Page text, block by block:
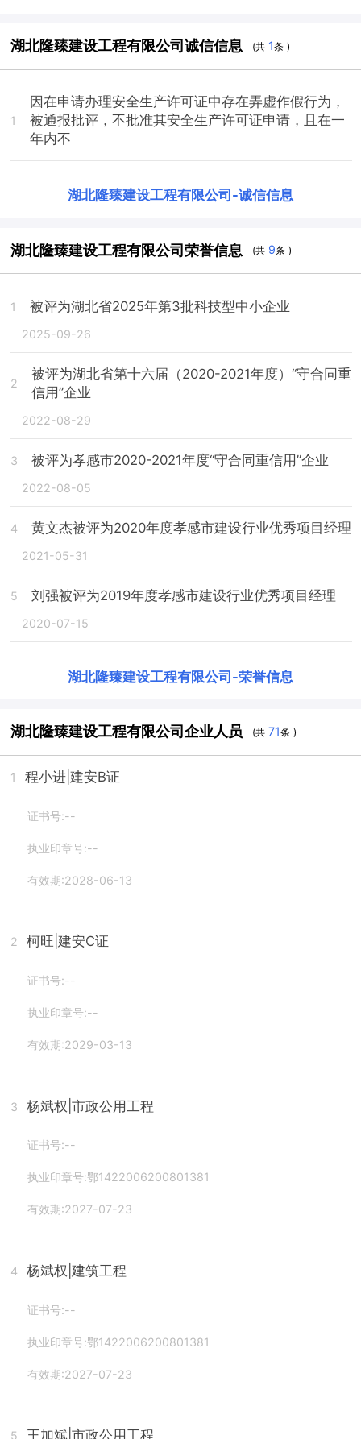
湖北隆臻建设工程有限公司诚信信息 (共 1条 )
1
因在申请办理安全生产许可证中存在弄虚作假行为，
被通报批评，不批准其安全生产许可证申请，且在一
年内不
湖北隆臻建设工程有限公司 -诚信信息
湖北隆臻建设工程有限公司荣誉信息 (共 9条 )
1 被评为湖北省2025年第3批科技型中小企业
2025-09-26
2
被评为湖北省第十六届（2020-2021年度）“守合同重
信用”企业
2022-08-29
3 被评为孝感市2020-2021年度“守合同重信用”企业
2022-08-05
4 黄文杰被评为2020年度孝感市建设行业优秀项目经理
2021-05-31
5 刘强被评为2019年度孝感市建设行业优秀项目经理
2020-07-15
湖北隆臻建设工程有限公司 -荣誉信息
湖北隆臻建设工程有限公司企业人员 (共71条 )
1 程小进 |建安B证
证书号:--
执业印章号:--
有效期:2028-06-13
2 柯旺 |建安C证
证书号:--
执业印章号:--
有效期:2029-03-13
3 杨斌权 |市政公用工程
证书号:--
执业印章号:鄂1422006200801381
有效期:2027-07-23
4 杨斌权 |建筑工程
证书号:--
执业印章号:鄂1422006200801381
有效期:2027-07-23
5 王加斌 |市政公用工程